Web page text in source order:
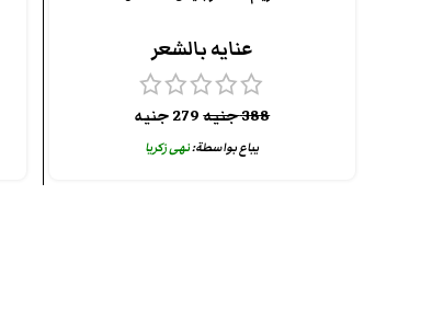
عنايه بالشعر
388جنيه279جنيه
يباع بواسطة:نهى زكريا